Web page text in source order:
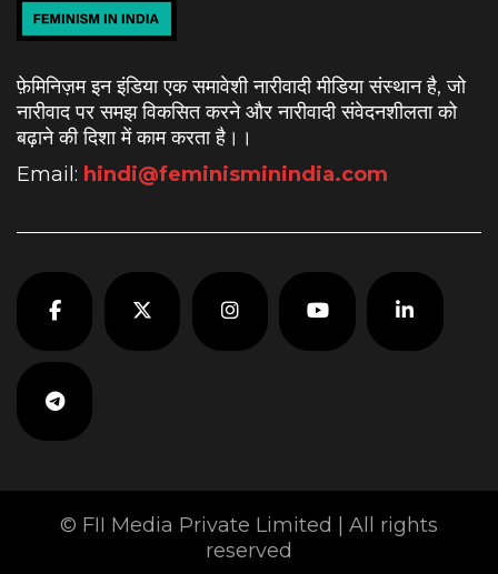
फ़ेमिनिज़म इन इंडिया एक समावेशी नारीवादी मीडिया संस्थान है, जो
नारीवाद पर समझ विकसित करने और नारीवादी संवेदनशीलता को
बढ़ाने की दिशा में काम करता है। ।
Email: hindi@feminisminindia.com
© FII Media Private Limited | All rights
reserved